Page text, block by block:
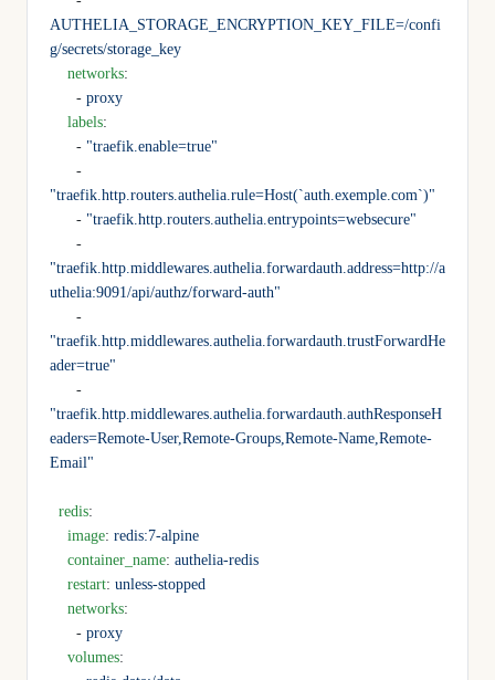
AUTHELIA_STORAGE_ENCRYPTION_KEY_FILE=/confi
g/secrets/storage_key
    networks
:
      -
proxy
    labels
:
      -
"traefik.enable=true"
"traefik.http.routers.authelia.rule=Host(`auth.exemple.com`)"
      -
"traefik.http.routers.authelia.entrypoints=websecure"
"traefik.http.middlewares.authelia.forwardauth.address=http://a
uthelia:9091/api/authz/forward-auth"
"traefik.http.middlewares.authelia.forwardauth.trustForwardHe
ader=true"
"traefik.http.middlewares.authelia.forwardauth.authResponseH
eaders=Remote-User,Remote-Groups,Remote-Name,Remote-
Email"
  redis
:
    image
: redis:7-alpine
    container_name
: authelia-redis
    restart
: unless-stopped
    networks
:
      -
proxy
    volumes
: